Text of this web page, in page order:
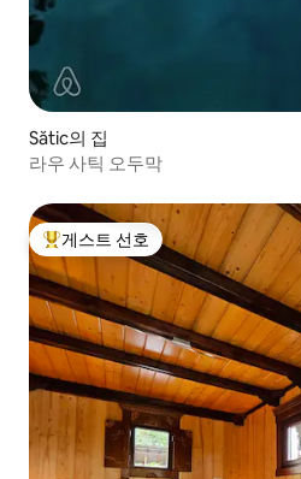
Sătic의 집
라우 사틱 오두막
상위 게스트 선호
게스트 선호